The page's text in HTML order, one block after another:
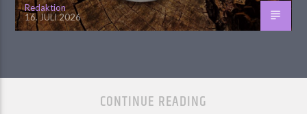
Redaktion
16. JULI 2026
CONTINUE READING